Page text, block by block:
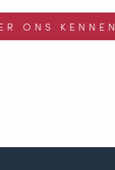
ONS KENNEN